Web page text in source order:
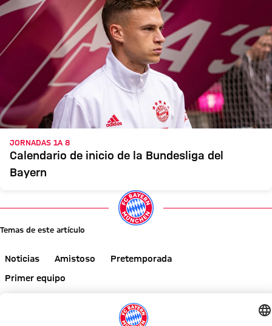
JORNADAS 1A 8
Calendario de inicio de la Bundesliga del
Bayern
Temas de este artículo
Noticias Amistoso
Pretemporada
Primer equipo